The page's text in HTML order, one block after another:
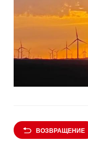
ВОЗВРАЩЕНИЕ